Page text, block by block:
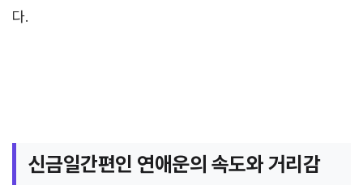
다.
신금일간편인 연애운의 속도와 거리감